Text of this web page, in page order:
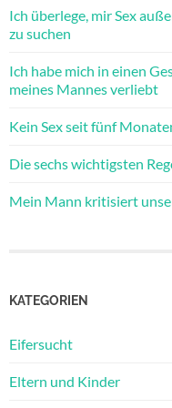
Ich überlege, mir Sex
zu suchen
Ich habe mich in einen
meines Mannes verliebt
Kein Sex seit fünf
Die sechs wichtigsten
Mein Mann kritisiert
KATEGORIEN
Eifersucht
Eltern und Kinder